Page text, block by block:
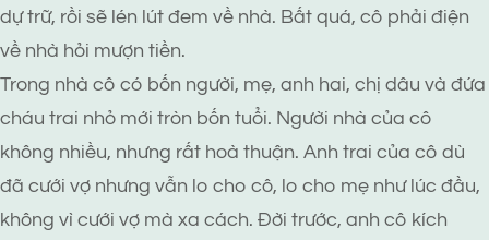
dự trữ, rồi sẽ lén lút đem về nhà. Bất quá, cô phải điện
về nhà hỏi mượn tiền.
Trong nhà cô có bốn người, mẹ, anh hai, chị dâu và đứa
cháu trai nhỏ mới tròn bốn tuổi. Người nhà của cô
không nhiều, nhưng rất hoà thuận. Anh trai của cô dù
đã cưới vợ nhưng vẫn lo cho cô, lo cho mẹ như lúc đầu,
không vì cưới vợ mà xa cách. Đời trước, anh cô kích